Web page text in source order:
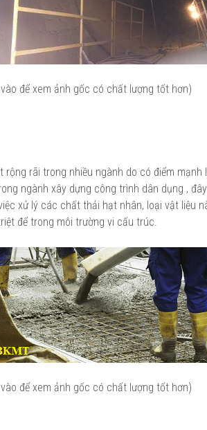
để xem ảnh gốc có chất lượng tốt hơn)
rãi trong nhiều ngành do có điểm
ngành xây dựng công trình dân dụng ,
xử lý các chất thải hạt nhân, loại vật liệu
để trong môi trường vi cấu trúc.
để xem ảnh gốc có chất lượng tốt hơn)